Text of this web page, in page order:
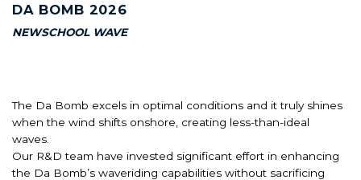
DA BOMB 2026
NEWSCHOOL WAVE
The Da Bomb excels in optimal conditions and it truly shines
when the wind shifts onshore, creating less-than-ideal
waves.
Our R&D team have invested significant effort in enhancing
the Da Bomb’s waveriding capabilities without sacrificing